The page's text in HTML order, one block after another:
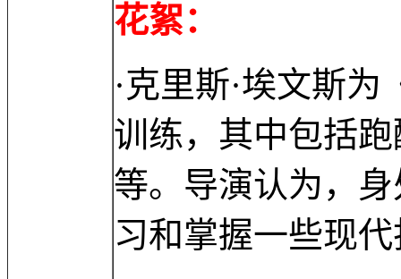
花絮：
·克里斯·埃文斯
训练，其中包括
等。导演认为，
习和掌握一些现